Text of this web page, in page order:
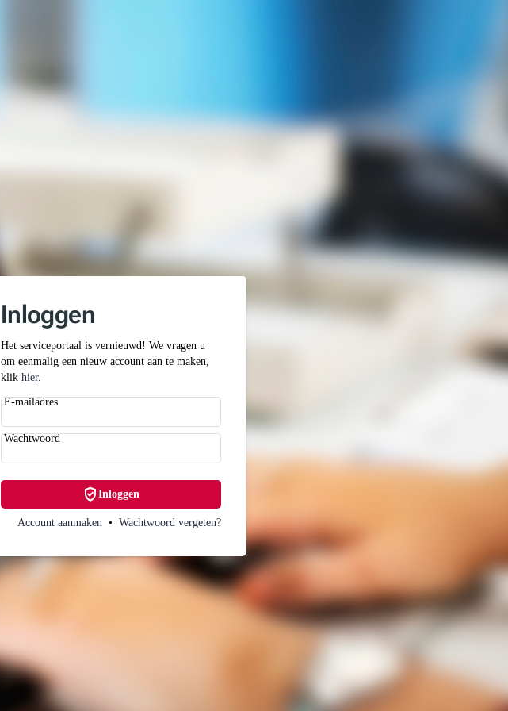
Inloggen
Het serviceportaal is vernieuwd! We vragen u
om eenmalig een nieuw account aan te maken,
klik hier.
E-mailadres
Wachtwoord
verified_user Inloggen
Account aanmaken • Wachtwoord vergeten?